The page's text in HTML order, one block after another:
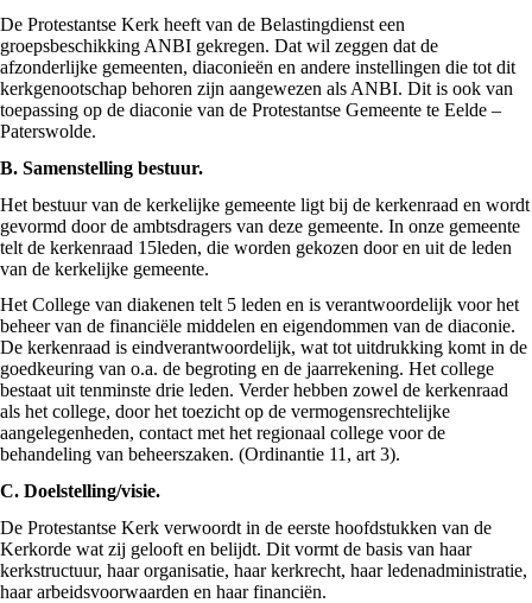
De Protestantse Kerk heeft van de Belastingdienst een
groepsbeschikking ANBI gekregen. Dat wil zeggen dat de
afzonderlijke gemeenten, diaconieën en andere instellingen die tot dit
kerkgenootschap behoren zijn aangewezen als ANBI. Dit is ook van
toepassing op de diaconie van de Protestantse Gemeente te Eelde –
Paterswolde.
B. Samenstelling bestuur.
Het bestuur van de kerkelijke gemeente ligt bij de kerkenraad en wordt
gevormd door de ambtsdragers van deze gemeente. In onze gemeente
telt de kerkenraad 15leden, die worden gekozen door en uit de leden
van de kerkelijke gemeente.
Het College van diakenen telt 5 leden en is verantwoordelijk voor het
beheer van de financiële middelen en eigendommen van de diaconie.
De kerkenraad is eindverantwoordelijk, wat tot uitdrukking komt in de
goedkeuring van o.a. de begroting en de jaarrekening. Het college
bestaat uit tenminste drie leden. Verder hebben zowel de kerkenraad
als het college, door het toezicht op de vermogensrechtelijke
aangelegenheden, contact met het regionaal college voor de
behandeling van beheerszaken. (Ordinantie 11, art 3).
C. Doelstelling/visie.
De Protestantse Kerk verwoordt in de eerste hoofdstukken van de
Kerkorde wat zij gelooft en belijdt. Dit vormt de basis van haar
kerkstructuur, haar organisatie, haar kerkrecht, haar ledenadministratie,
haar arbeidsvoorwaarden en haar financiën.